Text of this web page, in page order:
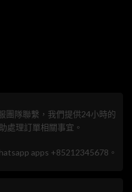
團隊聯繫，我們提供24小時的
處理訂單相關事宜。
apps +85212345678。